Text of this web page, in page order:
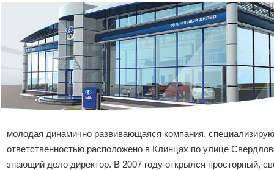
молодая динамично развивающаяся компания,
ответственностью расположено в Клинцах по улице
знающий дело директор. В 2007 году открылся